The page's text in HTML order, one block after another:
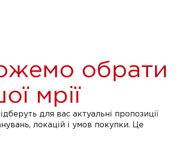
обрати
мрії
для вас актуальні пропозиції
локацій і умов покупки. Це